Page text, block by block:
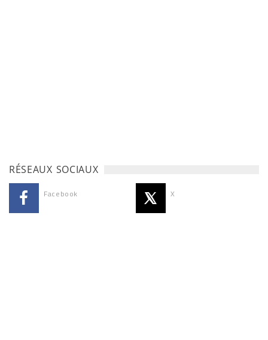
RÉSEAUX SOCIAUX
Facebook X